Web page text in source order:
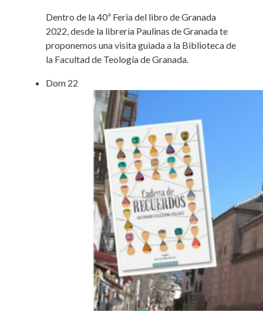
Dentro de la 40ª Feria del libro de Granada
2022, desde la librería Paulinas de Granada te
proponemos una visita guiada a la Biblioteca de
la Facultad de Teología de Granada.
Dom 22